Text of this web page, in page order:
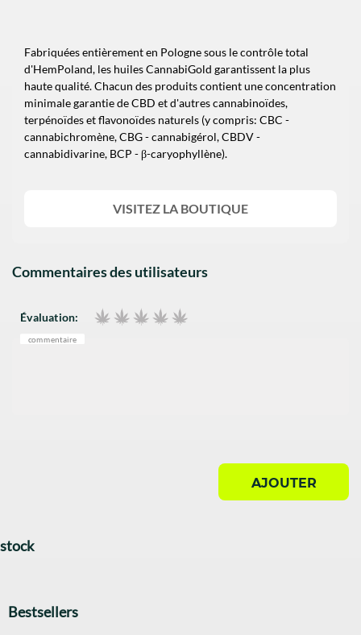
Commentaires des utilisateurs
Évaluation:
commentaire
AJOUTER
Fabriquées entièrement en Pologne sous le contrôle total
d'HemPoland, les huiles CannabiGold garantissent la plus
haute qualité. Chacun des produits contient une concentration
minimale garantie de CBD et d'autres cannabinoïdes,
terpénoïdes et flavonoïdes naturels (y compris: CBC -
cannabichromène, CBG - cannabigérol, CBDV -
cannabidivarine, BCP - β-caryophyllène).
VISITEZ LA BOUTIQUE
stock
Bestsellers